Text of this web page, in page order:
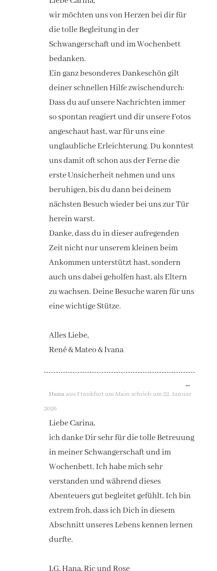
​wir möchten uns von Herzen bei dir für
die tolle Begleitung in der
Schwangerschaft und im Wochenbett
bedanken.
​Ein ganz besonderes Dankeschön gilt
deiner schnellen Hilfe zwischendurch:
Dass du auf unsere Nachrichten immer
so spontan reagiert und dir unsere Fotos
angeschaut hast, war für uns eine
unglaubliche Erleichterung. Du konntest
uns damit oft schon aus der Ferne die
erste Unsicherheit nehmen und uns
beruhigen, bis du dann bei deinem
nächsten Besuch wieder bei uns zur Tür
herein warst.
​Danke, dass du in dieser aufregenden
Zeit nicht nur unserem kleinen beim
Ankommen unterstützt hast, sondern
auch uns dabei geholfen hast, als Eltern
zu wachsen. Deine Besuche waren für uns
eine wichtige Stütze.
​Alles Liebe,
René & Mateo & Ivana
Hanaaus Frankfurt am Main schrieb am 22. Januar
2026
Liebe Carina,
ich danke Dir sehr für die tolle Betreuung
in meiner Schwangerschaft und im
Wochenbett. Ich habe mich sehr
verstanden und während dieses
Abenteuers gut begleitet gefühlt. Ich bin
extrem froh, dass ich Dich in diesem
Abschnitt unseres Lebens kennen lernen
durfte.
...DIESE